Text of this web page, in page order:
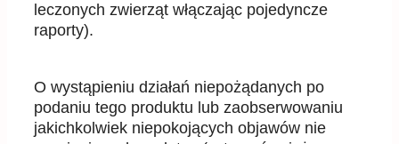
leczonych zwierząt włączając pojedyncze
raporty).
O wystąpieniu działań niepożądanych po
podaniu tego produktu lub zaobserwowaniu
jakichkolwiek niepokojących objawów nie